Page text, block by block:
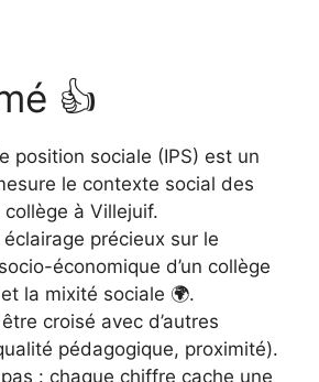
👍
position sociale (IPS) est un
le contexte social des
collège à Villejuif.
précieux sur le
économique d’un collège
la mixité sociale 🌍.
être croisé avec d’autres
pédagogique, proximité).
pas : chaque chiffre cache une